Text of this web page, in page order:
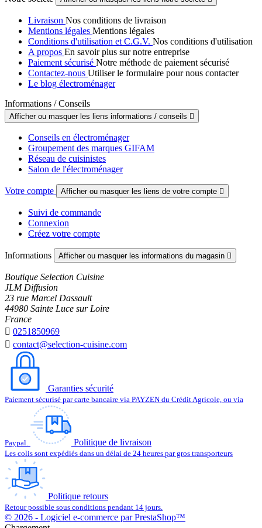
Livraison Nos conditions de livraison
Mentions légales Mentions légales
Conditions d'utilisation et C.G.V. Nos conditions d'utilisation
A propos En savoir plus sur notre entreprise
Paiement sécurisé Notre méthode de paiement sécurisé
Contactez-nous Utiliser le formulaire pour nous contacter
Le blog électroménager
Informations / Conseils
Afficher ou masquer les liens informations / conseils 
Conseils en électroménager
Groupement des marques GIFAM
Réseau de cuisinistes
Salon de l'électroménager
Votre compte Afficher ou masquer les liens de votre compte 
Suivi de commande
Connexion
Créez votre compte
Informations Afficher ou masquer les informations du magasin 
Boutique Selection Cuisine
JLM Diffusion
23 rue Marcel Dassault
44980 Sainte Luce sur Loire
France
 0251850969
 contact@selection-cuisine.com
Garanties sécurité
Paiement sécurisé par carte bancaire via PAYZEN du Crédit Agricole, ou via
Paypal. Politique de livraison
Les colis sont expédiés dans un délai de 24 heures par gros transporteurs
Politique retours
Retour possible sous conditions pendant 14 jours.
© 2026 - Logiciel e-commerce par PrestaShop™